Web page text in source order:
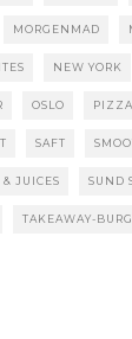
MORGENMAD
NEW YORK
OSLO PIZZA
SAFT
& JUICES SUND
TAKEAWAY-